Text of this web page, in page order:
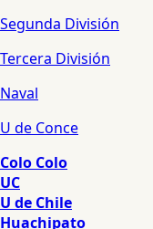
Segunda División
Tercera División
Naval
U de Conce
Colo Colo
UC
U de Chile
Huachipato